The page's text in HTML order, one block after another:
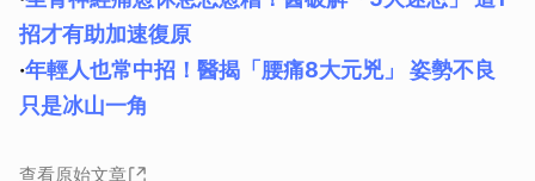
招才有助加速復原
·年輕人也常中招！醫揭「腰痛8大元兇」 姿勢不良
只是冰山一角
查看原始文章